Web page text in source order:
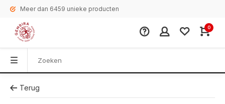
Meer dan 6459 unieke producten
0
Terug